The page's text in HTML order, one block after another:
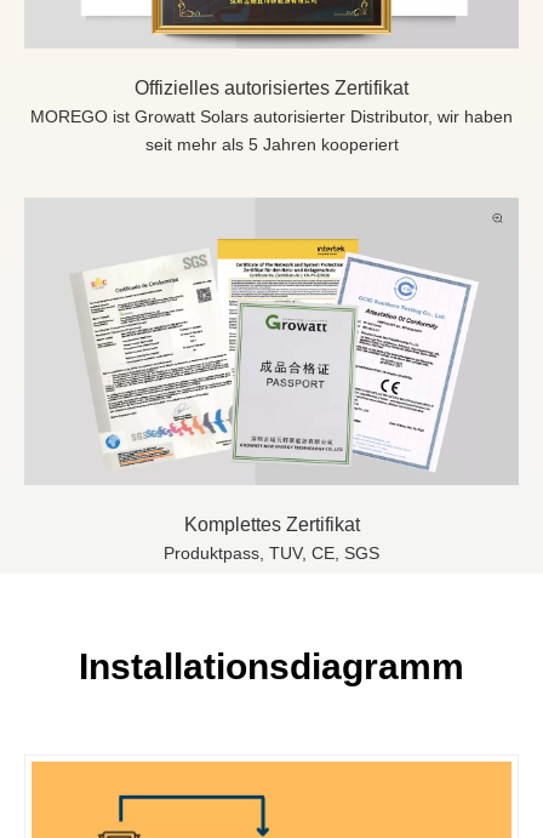
Offizielles autorisiertes Zertifikat
MOREGO ist Growatt Solars autorisierter Distributor, wir haben
seit mehr als 5 Jahren kooperiert
Komplettes Zertifikat
Produktpass, TUV, CE, SGS
Installationsdiagramm